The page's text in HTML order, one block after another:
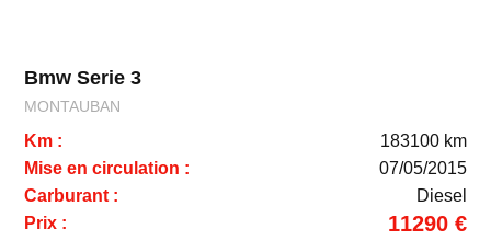
Bmw Serie 3
MONTAUBAN
Km :
183100 km
Mise en circulation :
07/05/2015
Carburant :
Diesel
Prix :
11290 €